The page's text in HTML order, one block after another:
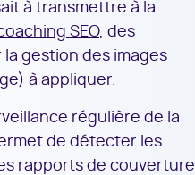
à transmettre à la
SEO, des
gestion des images
à appliquer.
régulière de la
de détecter les
rapports de couverture